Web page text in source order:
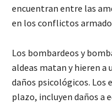
encuentran entre las
en los conflictos
Los bombardeos y
aldeas matan y hieren a
daños psicológicos. Los
plazo, incluyen daños a